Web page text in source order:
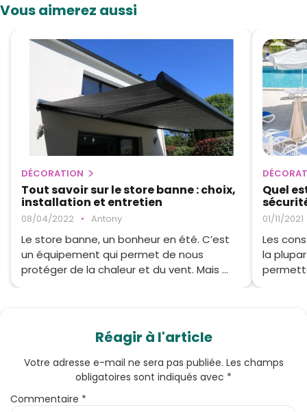
Vous aimerez aussi
DÉCORATION
Tout savoir sur le store banne : choix,
installation et entretien
08/04/2022 • Antony
Le store banne, un bonheur en été. C’est
un équipement qui permet de nous
protéger de la chaleur et du vent. Mais ...
Quel
01/11/2021
Les
la
Réagir à l'article
Votre adresse e-mail ne sera pas publiée. Les champs
obligatoires sont indiqués avec *
Commentaire *